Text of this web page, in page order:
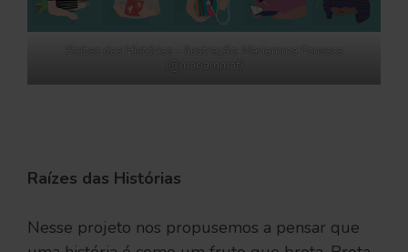
Raízes das Histórias – Ilustração: Mariamma Fonseca
(@mariammaf)
Raízes das Histórias
Nesse projeto nos propusemos a pensar que